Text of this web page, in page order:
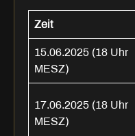
Zeit
15.06.2025 (18 Uhr
MESZ)
17.06.2025 (18 Uhr
MESZ)